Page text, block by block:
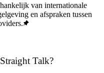
van internationale
en afspraken tussen
Talk?